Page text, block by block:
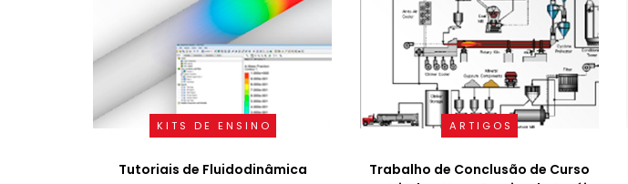
KITS DE ENSINO
Tutoriais de Fluidodinâmica
ARTIGOS
Trabalho de Conclusão de Curso